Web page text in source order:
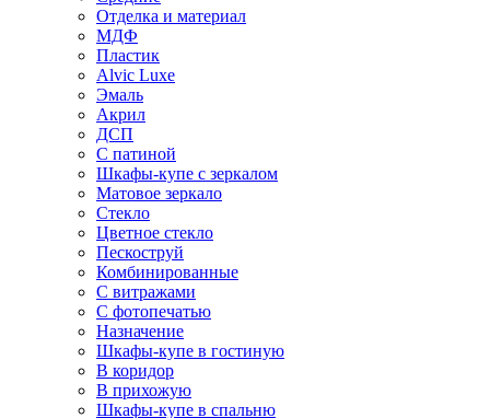
Отделка и материал
МДФ
Пластик
Alvic Luxe
Эмаль
Акрил
ДСП
С патиной
Шкафы-купе с зеркалом
Матовое зеркало
Стекло
Цветное стекло
Пескоструй
Комбинированные
С витражами
С фотопечатью
Назначение
Шкафы-купе в гостиную
В коридор
В прихожую
Шкафы-купе в спальню